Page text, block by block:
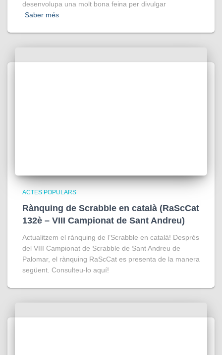
desenvolupa una molt bona feina per divulgar
Saber més
ACTES POPULARS
Rànquing de Scrabble en català (RaScCat
132è – VIII Campionat de Sant Andreu)
Actualitzem el rànquing de l’Scrabble en català! Després
del VIII Campionat de Scrabble de Sant Andreu de
Palomar, el rànquing RaScCat es presenta de la manera
següent. Consulteu-lo aquí!